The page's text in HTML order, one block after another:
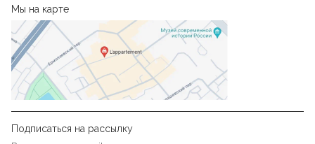
Мы на карте
Подписаться на рассылку